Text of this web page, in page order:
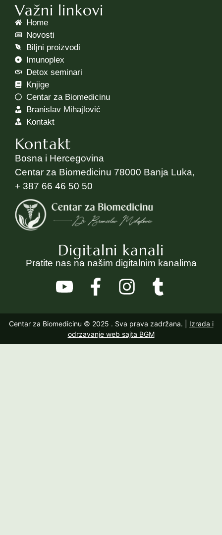
Važni linkovi
Home
Novosti
Biljni proizvodi
Imunoplex
Detox seminari
Knjige
Centar za Biomedicinu
Branislav Mihajlović
Kontakt
Kontakt
Bosna i Hercegovina
Centar za Biomedicinu 78000 Banja Luka,
+ 387 66 46 50 50
Digitalni kanali
Pratite nas na našim digitalnim kanalima
Centar za Biomedicinu © 2025 . Sva prava zadržana. | Izrada i
odrzavanje web sajta BGM